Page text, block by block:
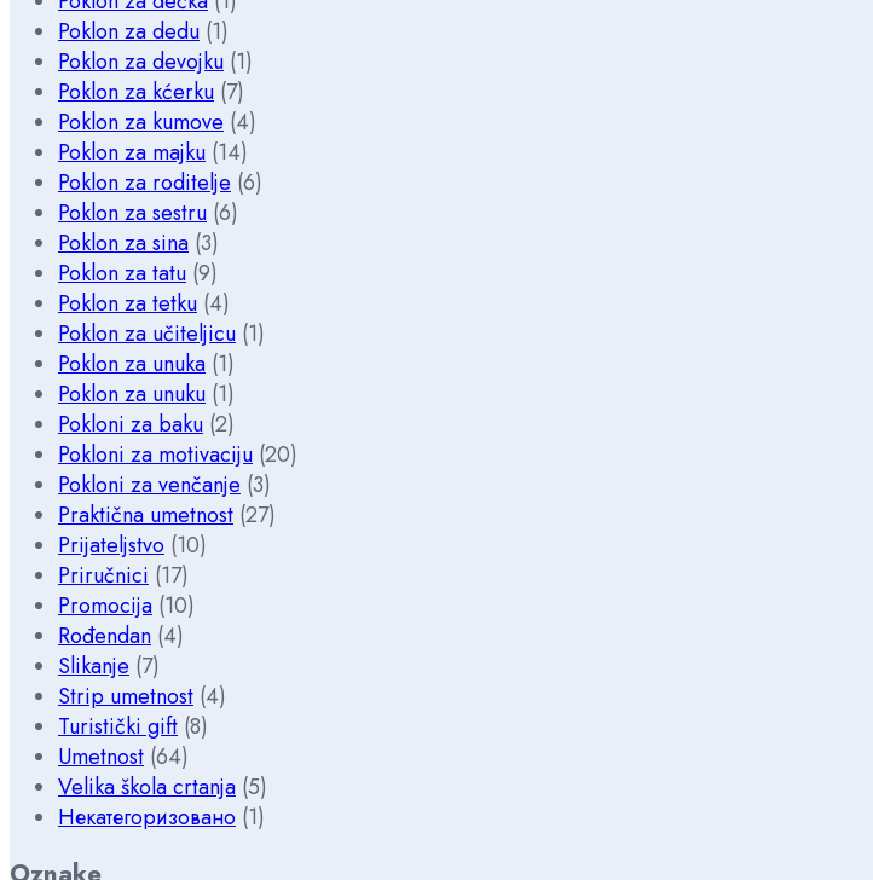
Poklon za dedu (1)
Poklon za devojku (1)
Poklon za kćerku (7)
Poklon za kumove (4)
Poklon za majku (14)
Poklon za roditelje (6)
Poklon za sestru (6)
Poklon za sina (3)
Poklon za tatu (9)
Poklon za tetku (4)
Poklon za učiteljicu (1)
Poklon za unuka (1)
Poklon za unuku (1)
Pokloni za baku (2)
Pokloni za motivaciju (20)
Pokloni za venčanje (3)
Praktična umetnost (27)
Prijateljstvo (10)
Priručnici (17)
Promocija (10)
Rođendan (4)
Slikanje (7)
Strip umetnost (4)
Turistički gift (8)
Umetnost (64)
Velika škola crtanja (5)
Некатегоризовано (1)